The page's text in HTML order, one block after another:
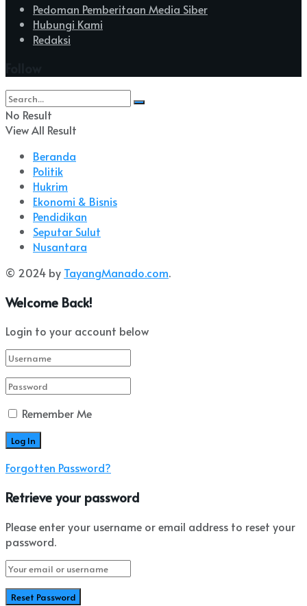
Pedoman Pemberitaan Media Siber
Hubungi Kami
Redaksi
No Result
View All Result
Beranda
Politik
Hukrim
Ekonomi & Bisnis
Pendidikan
Seputar Sulut
Nusantara
© 2024 by TayangManado.com.
Welcome Back!
Login to your account below
Remember Me
Forgotten Password?
Retrieve your password
Please enter your username or email address to reset your
password.